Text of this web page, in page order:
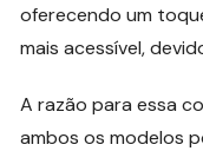
oferecendo um
mais acessível,
A razão para essa
ambos os modelos